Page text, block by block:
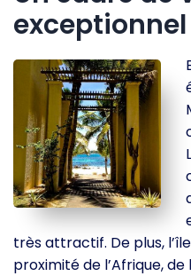
exceptionnel
très attractif. De plus,
proximité de l’Afrique, de